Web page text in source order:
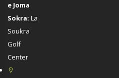
e Joma
Sokra: La
Soukra
Golf
Center